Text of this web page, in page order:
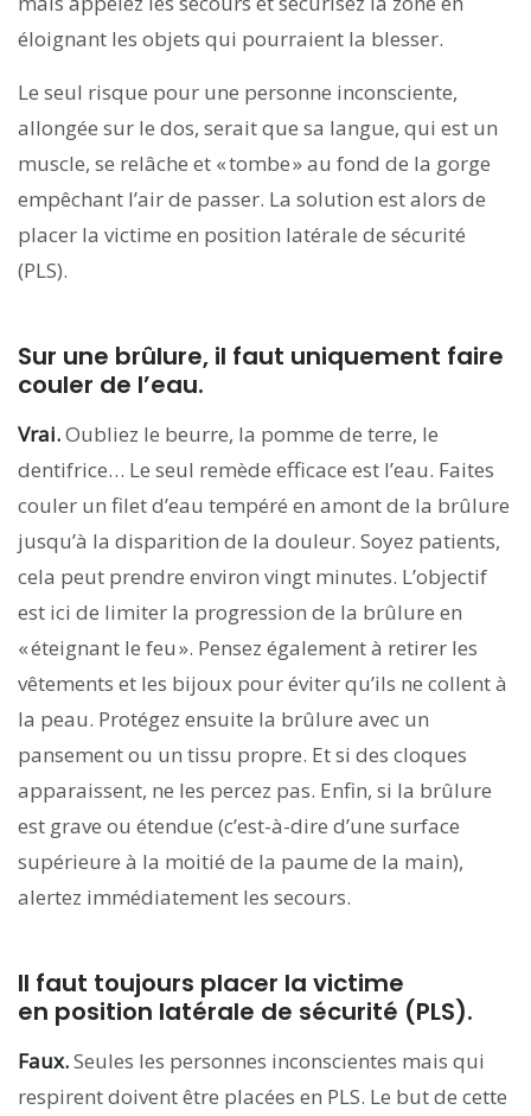
éloignant les objets qui pourraient la blesser.
Le seul risque pour une personne inconsciente,
allongée sur le dos, serait que sa langue, qui est un
muscle, se relâche et « tombe » au fond de la gorge
empêchant l’air de passer. La solution est alors de
placer la victime en position latérale de sécurité
(PLS).
Sur une brûlure, il faut uniquement faire
couler de l’eau.
Vrai.Oubliez le beurre, la pomme de terre, le
dentifrice… Le seul remède efficace est l’eau. Faites
couler un filet d’eau tempéré en amont de la brûlure
jusqu’à la disparition de la douleur. Soyez patients,
cela peut prendre environ vingt minutes. L’objectif
est ici de limiter la progression de la brûlure en
« éteignant le feu ». Pensez également à retirer les
vêtements et les bijoux pour éviter qu’ils ne collent à
la peau. Protégez ensuite la brûlure avec un
pansement ou un tissu propre. Et si des cloques
apparaissent, ne les percez pas. Enfin, si la brûlure
est grave ou étendue (c’est-à-dire d’une surface
supérieure à la moitié de la paume de la main),
alertez immédiatement les secours.
Il faut toujours placer la victime
en position latérale de sécurité (PLS).
Faux.Seules les personnes inconscientes mais qui
respirent doivent être placées en PLS. Le but de cette